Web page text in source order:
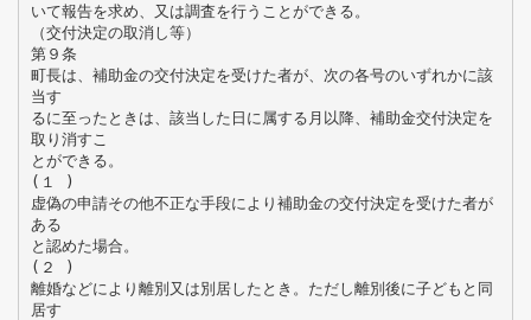
いて報告を求め、又は調査を行うことができる。
（交付決定の取消し等）
第９条
町長は、補助金の交付決定を受けた者が、次の各号のいずれかに該
当す
るに至ったときは、該当した日に属する月以降、補助金交付決定を
取り消すこ
とができる。
(１ )
虚偽の申請その他不正な手段により補助金の交付決定を受けた者が
ある
と認めた場合。
(２ )
離婚などにより離別又は別居したとき。ただし離別後に子どもと同
居す